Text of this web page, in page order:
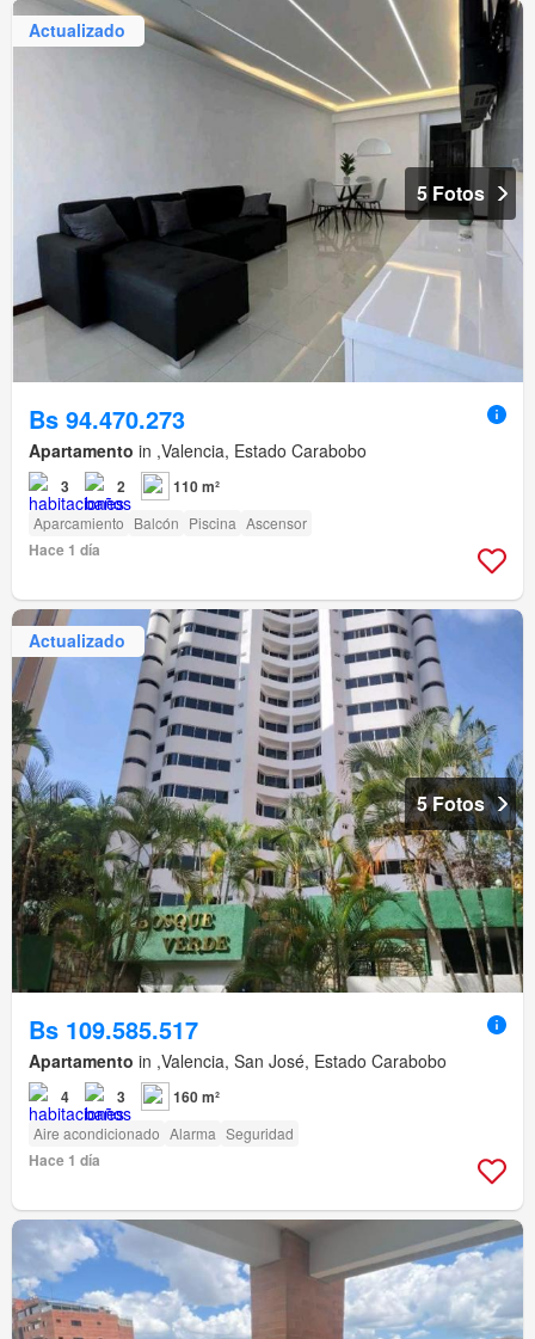
Actualizado
5 Fotos
Bs 94.470.273
Apartamento in ,Valencia, Estado Carabobo
3 2 110 m²
Aparcamiento Balcón Piscina Ascensor
Hace 1 día
Actualizado
5 Fotos
Bs 109.585.517
Apartamento in ,Valencia, San José, Estado Carabobo
4 3 160 m²
Aire acondicionado Alarma Seguridad
Hace 1 día